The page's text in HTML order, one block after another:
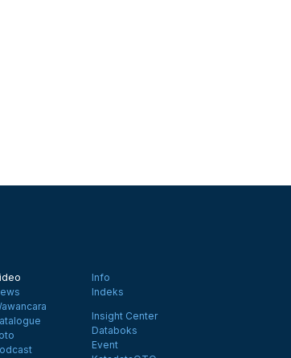
Info
Indeks
Insight Center
Databoks
Event